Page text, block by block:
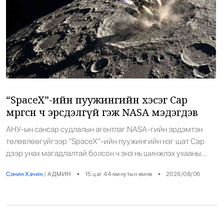
“SpaceX”-ийн пуужингийн хэсэг Сар
мөргөсөн ч эрсдэлгүй гэж NASA мэдэгдэв
АНУ-ын сансар судлалын агентлаг NASA-гийн эрдэмтэн
төлөвлөөгүйгээр “SpaceX”-ийн пуужингийн нэг шат Сар
дээр унах магадлалтай болсон ч энэ нь шинжлэх ухааны
эрсдэл учруулахгүй гэж мэдэгдлээ. Тухайн пуужингийн шат
Сонин Хачин / АДМИН • 15 цаг 44 минутын өмнө • 2026/08/06